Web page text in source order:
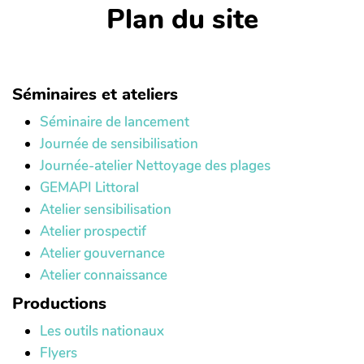
Plan du site
Séminaires et ateliers
Séminaire de lancement
Journée de sensibilisation
Journée-atelier Nettoyage des plages
GEMAPI Littoral
Atelier sensibilisation
Atelier prospectif
Atelier gouvernance
Atelier connaissance
Productions
Les outils nationaux
Flyers